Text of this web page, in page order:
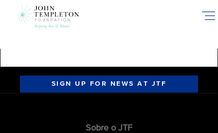
SIGN UP FOR NEWS AT JTF
Sobre o JTF